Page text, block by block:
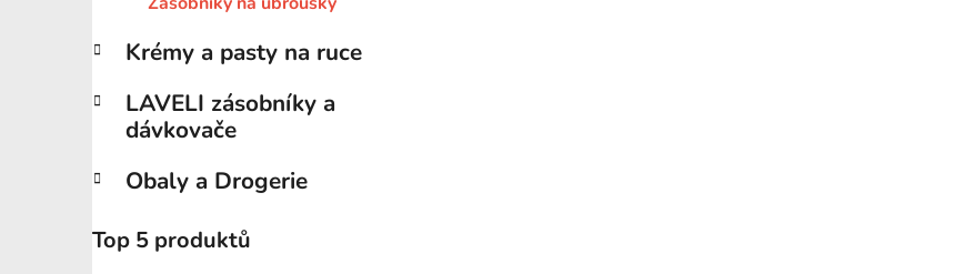
Krémy a pasty na ruce
LAVELI zásobníky a
dávkovače
Obaly a Drogerie
Top 5 produktů